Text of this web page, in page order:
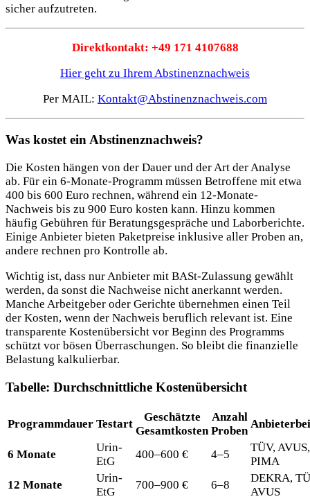
sicher aufzutreten.
Direktkontakt: +49 171 4107688
Hier geht zu Ihrem Abstinenznachweis
Per MAIL: Kontakt@Abstinenznachweis.com
Was kostet ein Abstinenznachweis?
Die Kosten hängen von der Dauer und der Art der Analyse
ab. Für ein 6-Monate-Programm müssen Betroffene mit etwa
400 bis 600 Euro rechnen, während ein 12-Monate-
Nachweis bis zu 900 Euro kosten kann. Hinzu kommen
häufig Gebühren für Beratungsgespräche und Laborberichte.
Einige Anbieter bieten Paketpreise inklusive aller Proben an,
andere rechnen pro Kontrolle ab.
Wichtig ist, dass nur Anbieter mit BASt-Zulassung gewählt
werden, da sonst die Nachweise nicht anerkannt werden.
Manche Arbeitgeber oder Gerichte übernehmen einen Teil
der Kosten, wenn der Nachweis beruflich relevant ist. Eine
transparente Kostenübersicht vor Beginn des Programms
schützt vor bösen Überraschungen. So bleibt die finanzielle
Belastung kalkulierbar.
Tabelle: Durchschnittliche Kostenübersicht
Programmdauer Testart
Geschätzte
Gesamtkosten
Anzahl
Proben
6 Monate
Urin-
EtG
400–600 € 4–5
TÜV, AVUS,
PIMA
12 Monate
Urin-
EtG
700–900 € 6–8
DEKRA,
AVUS